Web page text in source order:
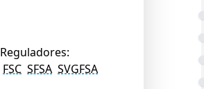
Reguladores:
FSC SFSA SVGFSA